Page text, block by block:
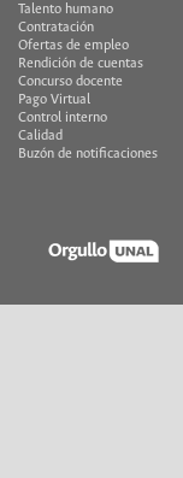
Talento humano
Contratación
Ofertas de empleo
Rendición de cuentas
Concurso docente
Pago Virtual
Control interno
Calidad
Buzón de notificaciones